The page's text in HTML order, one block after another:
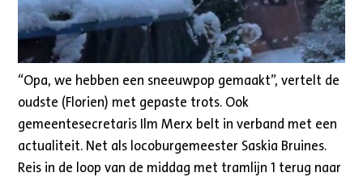
“Opa, we hebben een sneeuwpop gemaakt”, vertelt de
oudste (Florien) met gepaste trots. Ook
gemeentesecretaris Ilm Merx belt in verband met een
actualiteit. Net als locoburgemeester Saskia Bruines.
Reis in de loop van de middag met tramlijn 1 terug naar